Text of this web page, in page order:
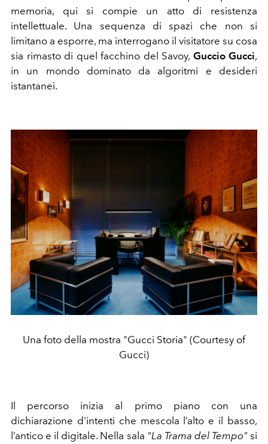
memoria, qui si compie un atto di resistenza
intellettuale. Una sequenza di spazi che non si
limitano a esporre, ma interrogano il visitatore su cosa
sia rimasto di quel facchino del Savoy, Guccio Gucci,
in un mondo dominato da algoritmi e desideri
istantanei.
Una foto della mostra "Gucci Storia" (Courtesy of
Gucci)
Il percorso inizia al primo piano con una
dichiarazione d'intenti che mescola l’alto e il basso,
l’antico e il digitale. Nella sala "La Trama del Tempo" si